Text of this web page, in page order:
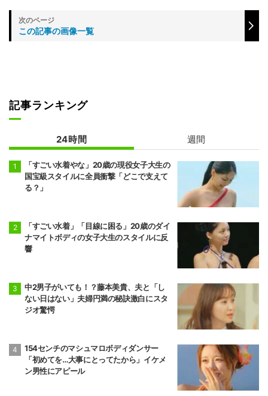
この記事の画像一覧
記事ランキング
24時間 週間
「すごい水着やな」20歳の現役女子大生の
国宝級スタイルに全員衝撃「どこで支えて
る？」
「すごい水着」「目線に困る」20歳のダイ
ナマイトボディの女子大生のスタイルに反
響
中2男子がいても！？藤本美貴、夫と「し
ない日はない」夫婦円満の秘訣激白にスタ
ジオ驚愕
154センチのマシュマロボディダンサー
「初めてを…大事にとってたから」イケメ
ン男性にアピール